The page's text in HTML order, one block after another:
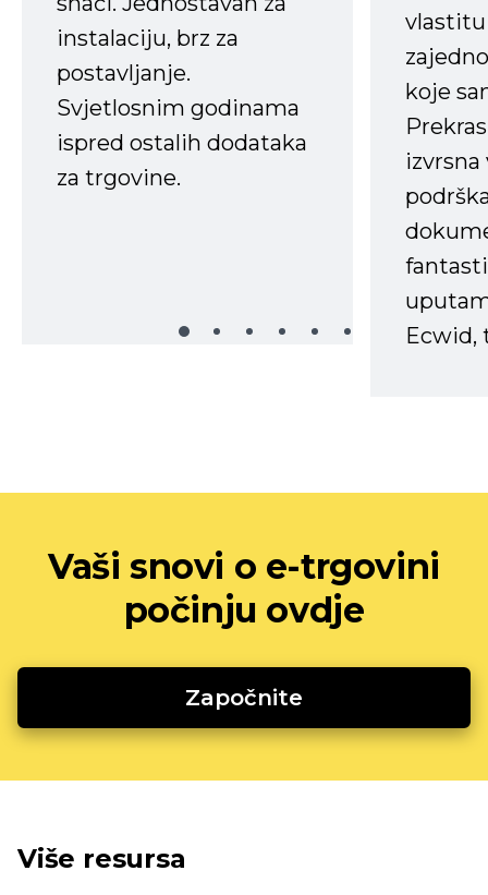
instalaciju, brz za
postavljanje.
Svjetlosnim godinama
ispred ostalih dodataka
za trgovine.
koje
Ecwid,
Vaši snovi o e-trgovini
počinju ovdje
Započnite
Više resursa